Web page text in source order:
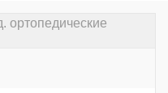
ортопедические